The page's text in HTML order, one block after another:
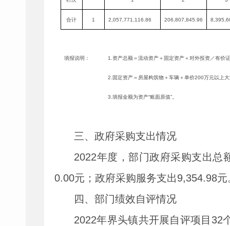
合计 1 2,057,771,116.86 206,807,845.96
填报说明： 1. 资产总额＝流动资产＋固定资产＋对外投资／有价
2. 固定资产＝房屋构筑物＋车辆＋单价200万元以上
3. 填报金额为资产“账面原值”。
三、政府采购支出情况
2022年度，部门政府采购支出总
0.00元；政府采购服务支出9,354.98元
四、部门绩效自评情况
2022年界头镇共开展自评项目 32